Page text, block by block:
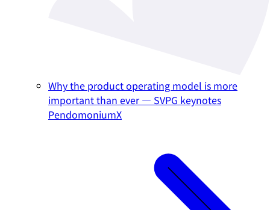
Why the product operating model is more
important than ever — SVPG keynotes
PendomoniumX